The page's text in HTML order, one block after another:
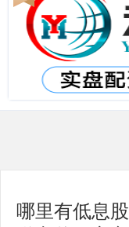
哪里有低息